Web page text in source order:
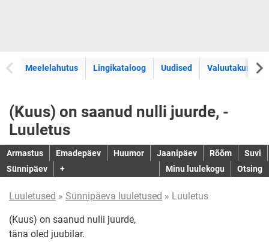
Meelelahutus Lingikataloog Uudised Valuutakursid
(Kuus) on saanud nulli juurde, -
Luuletus
Armastus Emadepäev Huumor Jaanipäev Rõõm
Suvi
Sünnipäev
+ Minu luulekogu Otsing
Luuletused » Sünnipäeva luuletused » Luuletus
(Kuus) on saanud nulli juurde,
täna oled juubilar.